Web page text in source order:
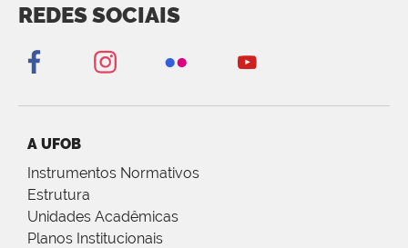
REDES SOCIAIS
A UFOB
Instrumentos Normativos
Estrutura
Unidades Acadêmicas
Planos Institucionais